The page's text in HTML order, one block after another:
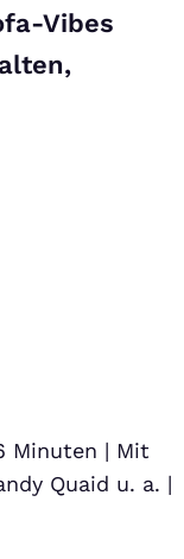
Vibes
Minuten | Mit
Quaid u. a. |